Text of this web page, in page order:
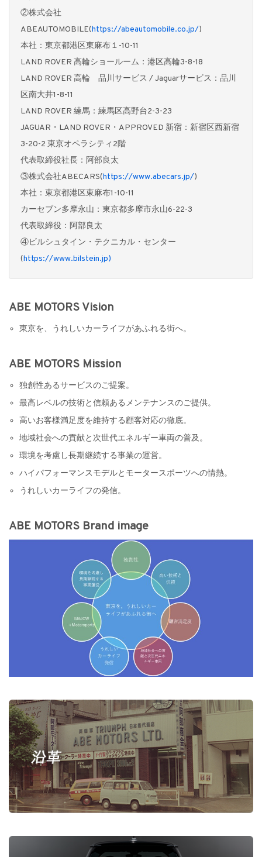
②株式会社
ABEAUTOMOBILE(https://abeautomobile.co.jp/)
本社：東京都港区東麻布１-10-11
LAND ROVER 高輪ショールーム：港区高輪3-8-18
LAND ROVER 高輪 品川サービス / Jaguarサービス：品川
区南大井1-8-11
LAND ROVER 練馬：練馬区高野台2-3-23
JAGUAR・LAND ROVER・APPROVED 新宿：新宿区西新宿
3-20-2 東京オペラシティ2階
代表取締役社長：阿部良太
③株式会社ABECARS(https://www.abecars.jp/)
本社：東京都港区東麻布1-10-11
カーセブン多摩永山：東京都多摩市永山6-22-3
代表取締役：阿部良太
④ビルシュタイン・テクニカル・センター
(https://www.bilstein.jp)
ABE MOTORS Vision
東京を、うれしいカーライフがあふれる街へ。
ABE MOTORS Mission
独創性あるサービスのご提案。
最高レベルの技術と信頼あるメンテナンスのご提供。
高いお客様満足度を維持する顧客対応の徹底。
地域社会への貢献と次世代エネルギー車両の普及。
環境を考慮し長期継続する事業の運営。
ハイパフォーマンスモデルとモータースポーツへの情熱。
うれしいカーライフの発信。
ABE MOTORS Brand image